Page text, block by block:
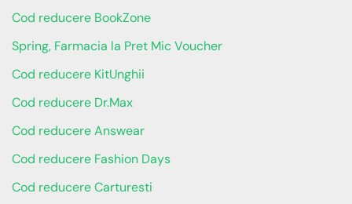
Cod reducere BookZone
Spring, Farmacia la Pret Mic Voucher
Cod reducere KitUnghii
Cod reducere Dr.Max
Cod reducere Answear
Cod reducere Fashion Days
Cod reducere Carturesti